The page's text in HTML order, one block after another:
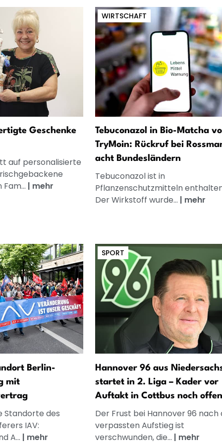
Geschenke
auf personalisierte
| mehr
WIRTSCHAFT
Tebuconazol in Bio-Matcha
TryMoin: Rückruf bei
acht Bundesländern
Tebuconazol ist in
Pflanzenschutzmitteln
Der Wirkstoff wurde... | mehr
Berlin-
mit
Standorte des
IAV:
A... | mehr
SPORT
Hannover 96 aus
startet in 2. Liga – Kader vor
Auftakt in Cottbus noch offen
Der Frust bei Hannover 96 nach
verpassten Aufstieg ist
verschwunden, die... | mehr